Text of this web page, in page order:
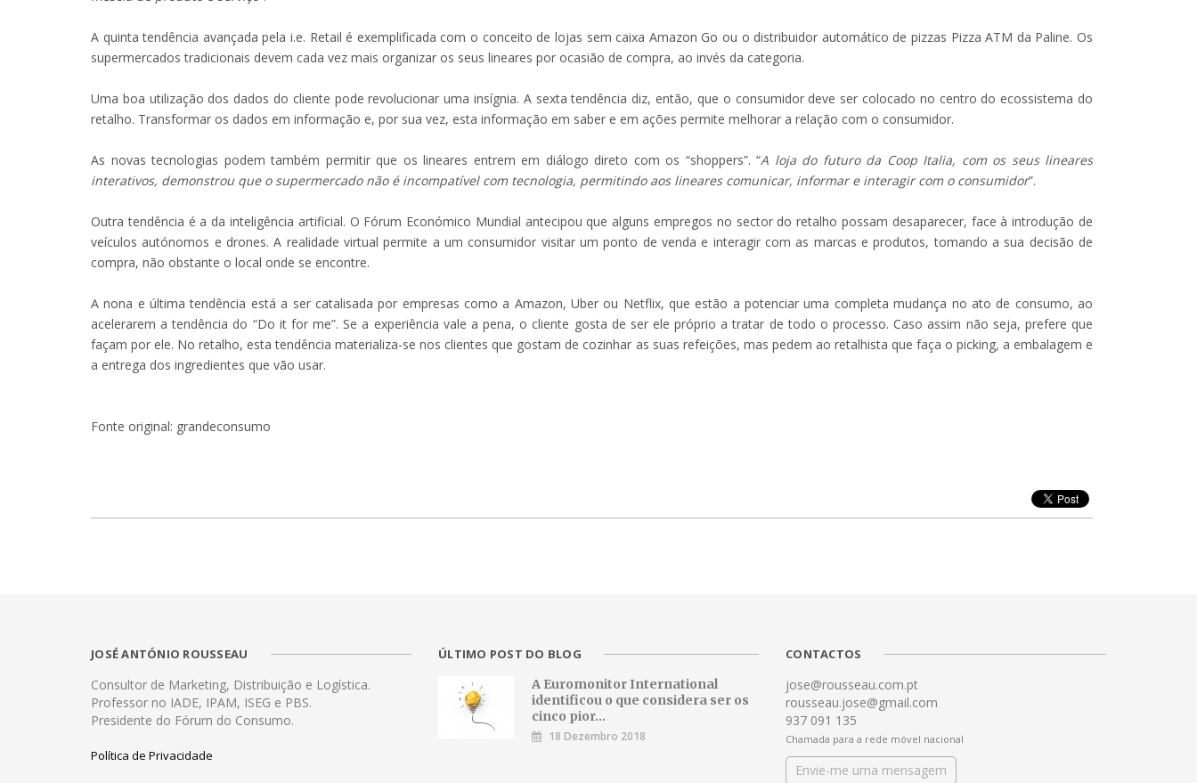
A quinta tendência avançada pela i.e. Retail é exemplificada com o conceito de lojas sem caixa Amazon Go ou o distribuidor automático de pizzas Pizza ATM da Paline. Os
supermercados tradicionais devem cada vez mais organizar os seus lineares por ocasião de compra, ao invés da categoria.
Uma boa utilização dos dados do cliente pode revolucionar uma insígnia. A sexta tendência diz, então, que o consumidor deve ser colocado no centro do ecossistema do
retalho. Transformar os dados em informação e, por sua vez, esta informação em saber e em ações permite melhorar a relação com o consumidor.
As novas tecnologias podem também permitir que os lineares entrem em diálogo direto com os “shoppers”. “A loja do futuro da Coop Italia, com os seus lineares
interativos, demonstrou que o supermercado não é incompatível com tecnologia, permitindo aos lineares comunicar, informar e interagir com o consumidor”.
Outra tendência é a da inteligência artificial. O Fórum Económico Mundial antecipou que alguns empregos no sector do retalho possam desaparecer, face à introdução de
veículos autónomos e drones. A realidade virtual permite a um consumidor visitar um ponto de venda e interagir com as marcas e produtos, tomando a sua decisão de
compra, não obstante o local onde se encontre.
A nona e última tendência está a ser catalisada por empresas como a Amazon, Uber ou Netflix, que estão a potenciar uma completa mudança no ato de consumo, ao
acelerarem a tendência do “Do it for me”. Se a experiência vale a pena, o cliente gosta de ser ele próprio a tratar de todo o processo. Caso assim não seja, prefere que
façam por ele. No retalho, esta tendência materializa-se nos clientes que gostam de cozinhar as suas refeições, mas pedem ao retalhista que faça o picking, a embalagem e
a entrega dos ingredientes que vão usar.
Fonte original: grandeconsumo
JOSÉ ANTÓNIO ROUSSEAU
Consultor de Marketing, Distribuição e Logística.
Professor no IADE, IPAM, ISEG e PBS.
Presidente do Fórum do Consumo.
Política de Privacidade
ÚLTIMO POST DO BLOG
A Euromonitor International
identificou o que considera ser os
cinco pior...
18 Dezembro 2018
CONTACTOS
jose@rousseau.com.pt
rousseau.jose@gmail.com
937 091 135
Chamada para a rede móvel nacional
Envie-me uma mensagem